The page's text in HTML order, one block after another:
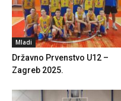
Mladi
Državno Prvenstvo U12 –
Zagreb 2025.